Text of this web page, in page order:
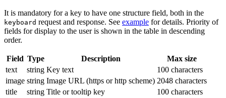
It is mandatory for a key to have one structure field, both in the
keyboard request and response. See example for details. Priority of
fields for display to the user is shown in the table in descending
order.
Field Type Description
Max size
text
string Key text
100 characters
image string Image URL (https or http scheme) 2048 characters
title
string Title or tooltip key
100 characters